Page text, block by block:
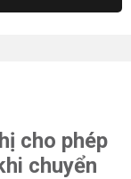
cho phép
chuyển